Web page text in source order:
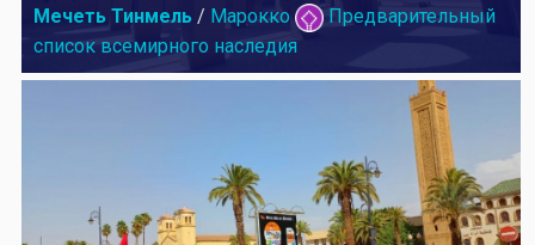
Мечеть Тинмель / Марокко
Предварительный
список всемирного наследия